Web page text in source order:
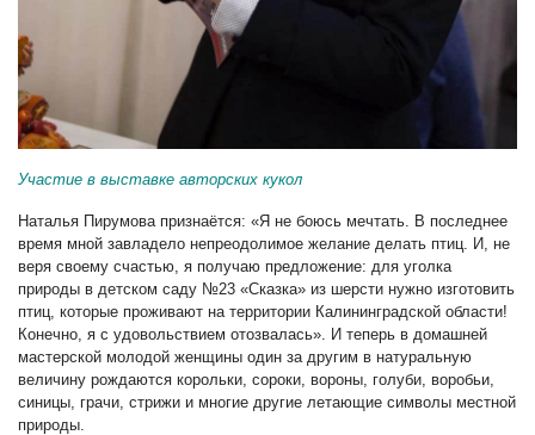
Участие в выставке авторских кукол
Наталья Пирумова признаётся: «Я не боюсь мечтать. В последнее
время мной завладело непреодолимое желание делать птиц. И, не
веря своему счастью, я получаю предложение: для уголка
природы в детском саду №23 «Сказка» из шерсти нужно изготовить
птиц, которые проживают на территории Калининградской области!
Конечно, я с удовольствием отозвалась». И теперь в домашней
мастерской молодой женщины один за другим в натуральную
величину рождаются корольки, сороки, вороны, голуби, воробьи,
синицы, грачи, стрижи и многие другие летающие символы местной
природы.